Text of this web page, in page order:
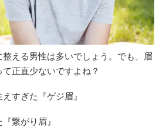
える男性は多いでしょう。でも、眉
正直少ないですよね？
すぎた『ゲジ眉』
繋がり眉』